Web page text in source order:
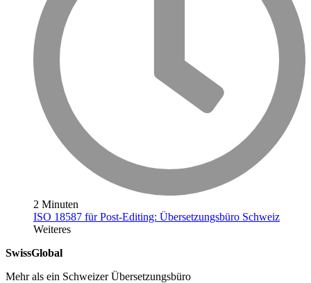
2 Minuten
ISO 18587 für Post-Editing: Übersetzungsbüro Schweiz
Weiteres
SwissGlobal
Mehr als ein Schweizer Übersetzungsbüro